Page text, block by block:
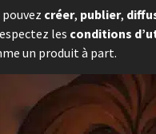
créer, publier,
les conditions
un produit à part.